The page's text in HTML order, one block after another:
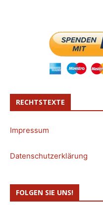
RECHTSTEXTE
Impressum
Datenschutzerklärung
FOLGEN SIE UNS!